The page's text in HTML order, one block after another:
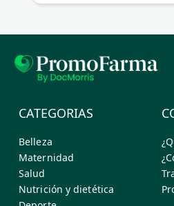
CATEGORIAS
Belleza
Maternidad
Salud
Nutrición y dietética